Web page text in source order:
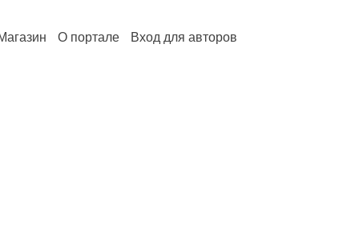
О портале Вход для авторов